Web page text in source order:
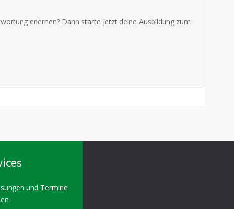
erlernen? Dann starte jetzt deine Ausbildung zum
und Termine